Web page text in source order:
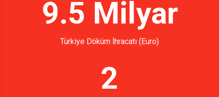
9.5 Milyar
Türkiye Döküm İhracatı (Euro)
2